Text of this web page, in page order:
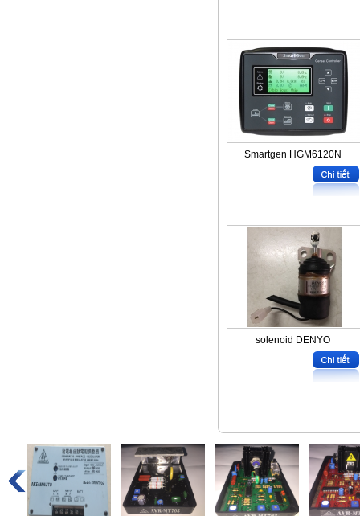
Smartgen HGM6120N
solenoid DENYO